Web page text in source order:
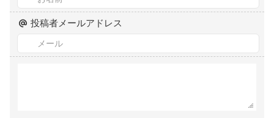
投稿者メールアドレス